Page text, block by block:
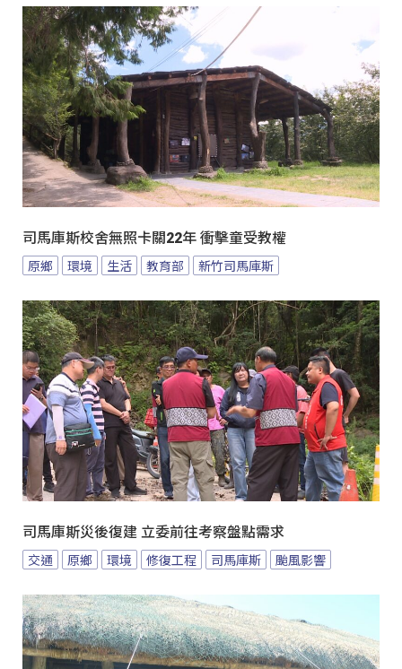
司馬庫斯校舍無照卡關22年 衝擊童受教權
原鄉 環境 生活 教育部 新竹司馬庫斯
司馬庫斯災後復建 立委前往考察盤點需求
交通 原鄉 環境 修復工程 司馬庫斯 颱風影響